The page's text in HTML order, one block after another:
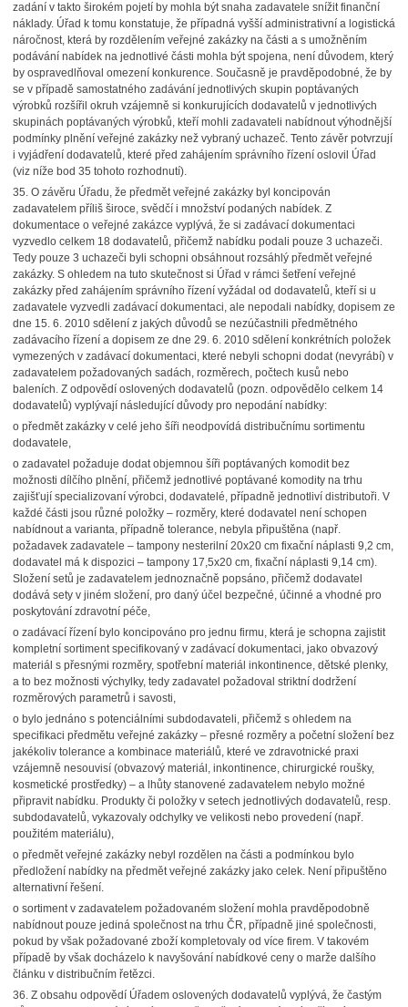
zadání v takto širokém pojetí by mohla být snaha zadavatele snížit finanční
náklady. Úřad k tomu konstatuje, že případná vyšší administrativní a logistická
náročnost, která by rozdělením veřejné zakázky na části a s umožněním
podávání nabídek na jednotlivé části mohla být spojena, není důvodem, který
by ospravedlňoval omezení konkurence. Současně je pravděpodobné, že by
se v případě samostatného zadávání jednotlivých skupin poptávaných
výrobků rozšířil okruh vzájemně si konkurujících dodavatelů v jednotlivých
skupinách poptávaných výrobků, kteří mohli zadavateli nabídnout výhodnější
podmínky plnění veřejné zakázky než vybraný uchazeč. Tento závěr potvrzují
i vyjádření dodavatelů, které před zahájením správního řízení oslovil Úřad
(viz níže bod 35 tohoto rozhodnutí).
35. O závěru Úřadu, že předmět veřejné zakázky byl koncipován
zadavatelem příliš široce, svědčí i množství podaných nabídek. Z
dokumentace o veřejné zakázce vyplývá, že si zadávací dokumentaci
vyzvedlo celkem 18 dodavatelů, přičemž nabídku podali pouze 3 uchazeči.
Tedy pouze 3 uchazeči byli schopni obsáhnout rozsáhlý předmět veřejné
zakázky. S ohledem na tuto skutečnost si Úřad v rámci šetření veřejné
zakázky před zahájením správního řízení vyžádal od dodavatelů, kteří si u
zadavatele vyzvedli zadávací dokumentaci, ale nepodali nabídky, dopisem ze
dne 15. 6. 2010 sdělení z jakých důvodů se nezúčastnili předmětného
zadávacího řízení a dopisem ze dne 29. 6. 2010 sdělení konkrétních položek
vymezených v zadávací dokumentaci, které nebyli schopni dodat (nevyrábí) v
zadavatelem požadovaných sadách, rozměrech, počtech kusů nebo
baleních. Z odpovědí oslovených dodavatelů (pozn. odpovědělo celkem 14
dodavatelů) vyplývají následující důvody pro nepodání nabídky:
o předmět zakázky v celé jeho šíři neodpovídá distribučnímu sortimentu
dodavatele,
o zadavatel požaduje dodat objemnou šíři poptávaných komodit bez
možnosti dílčího plnění, přičemž jednotlivé poptávané komodity na trhu
zajišťují specializovaní výrobci, dodavatelé, případně jednotliví distributoři. V
každé části jsou různé položky – rozměry, které dodavatel není schopen
nabídnout a varianta, případně tolerance, nebyla připuštěna (např.
požadavek zadavatele – tampony nesterilní 20x20 cm fixační náplasti 9,2 cm,
dodavatel má k dispozici – tampony 17,5x20 cm, fixační náplasti 9,14 cm).
Složení setů je zadavatelem jednoznačně popsáno, přičemž dodavatel
dodává sety v jiném složení, pro daný účel bezpečné, účinné a vhodné pro
poskytování zdravotní péče,
o zadávací řízení bylo koncipováno pro jednu firmu, která je schopna zajistit
kompletní sortiment specifikovaný v zadávací dokumentaci, jako obvazový
materiál s přesnými rozměry, spotřební materiál inkontinence, dětské plenky,
a to bez možnosti výchylky, tedy zadavatel požadoval striktní dodržení
rozměrových parametrů i savosti,
o bylo jednáno s potenciálními subdodavateli, přičemž s ohledem na
specifikaci předmětu veřejné zakázky – přesné rozměry a početní složení bez
jakékoliv tolerance a kombinace materiálů, které ve zdravotnické praxi
vzájemně nesouvisí (obvazový materiál, inkontinence, chirurgické roušky,
kosmetické prostředky) – a lhůty stanovené zadavatelem nebylo možné
připravit nabídku. Produkty či položky v setech jednotlivých dodavatelů, resp.
subdodavatelů, vykazovaly odchylky ve velikosti nebo provedení (např.
použitém materiálu),
o předmět veřejné zakázky nebyl rozdělen na části a podmínkou bylo
předložení nabídky na předmět veřejné zakázky jako celek. Není připuštěno
alternativní řešení.
o sortiment v zadavatelem požadovaném složení mohla pravděpodobně
nabídnout pouze jediná společnost na trhu ČR, případně jiné společnosti,
pokud by však požadované zboží kompletovaly od více firem. V takovém
případě by však docházelo k navyšování nabídkové ceny o marže dalšího
článku v distribučním řetězci.
36. Z obsahu odpovědí Úřadem oslovených dodavatelů vyplývá, že častým